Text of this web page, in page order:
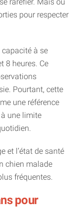
pour respecter
capacité à se
8 heures. Ce
Pourtant, cette
une référence
une limite
et l’état de santé
chien malade
fréquentes.
pour